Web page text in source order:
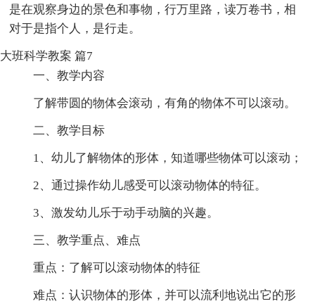
是在观察身边的景色和事物，行万里路，读万卷书，相
对于是指个人，是行走。
大班科学教案 篇7
一、教学内容
了解带圆的物体会滚动，有角的物体不可以滚动。
二、教学目标
1、幼儿了解物体的形体，知道哪些物体可以滚动；
2、通过操作幼儿感受可以滚动物体的特征。
3、激发幼儿乐于动手动脑的兴趣。
三、教学重点、难点
重点：了解可以滚动物体的特征
难点：认识物体的形体，并可以流利地说出它的形